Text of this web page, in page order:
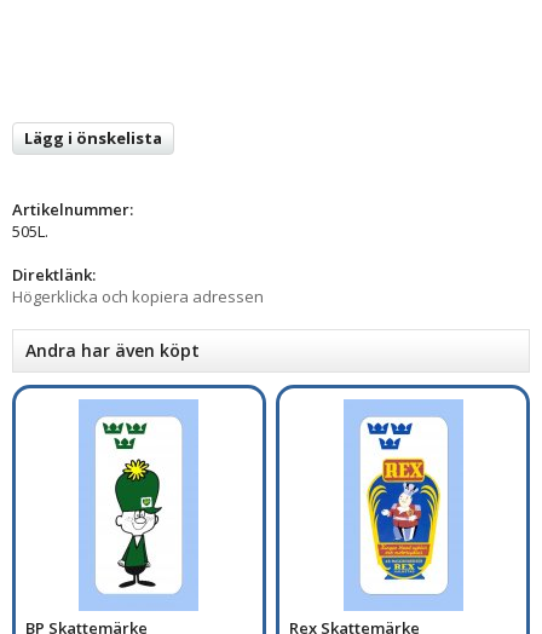
Lägg i önskelista
Artikelnummer:
505L.
Direktlänk:
Högerklicka och kopiera adressen
Andra har även köpt
BP Skattemärke Rex Skattemärke